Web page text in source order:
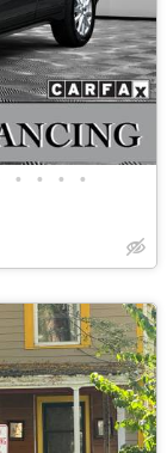
• • • •